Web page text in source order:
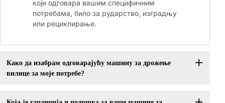
који одговара вашим специфичним
потребама, било за рударство, изградњу
или рециклирање.
Како да изабрам одговарајућу машину за дрожење
вилице за моје потребе?